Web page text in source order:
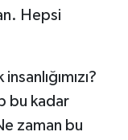
Hepsi
bu kadar
zaman bu